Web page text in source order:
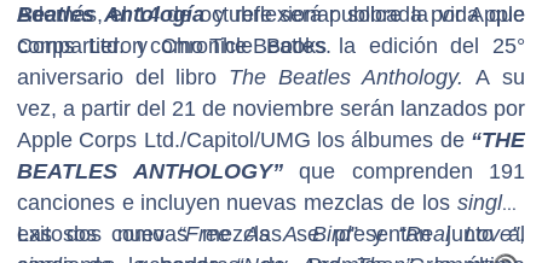
Beatles Antologíay reflexionar sobre la vida que
compartieron como The Beatles.
Además, el 14 de octubre será publicada por Apple
Corps Ltd. y Chronicle Books la edición del 25°
aniversario del libro The Beatles Anthology. A su
vez, a partir del 21 de noviembre serán lanzados por
Apple Corps Ltd./Capitol/UMG los álbumes de “THE
BEATLES ANTHOLOGY”
que comprenden 191
canciones e incluyen nuevas mezclas de los singles
exitosos como“Free As A Bird” y“Real Love”,
Las dos nuevas mezclas se presentan junto al